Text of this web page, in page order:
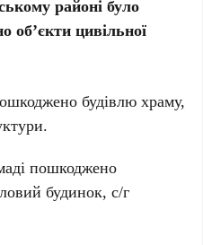
районі було
об’єкти цивільної
будівлю храму,
пошкоджено
будинок, с/г